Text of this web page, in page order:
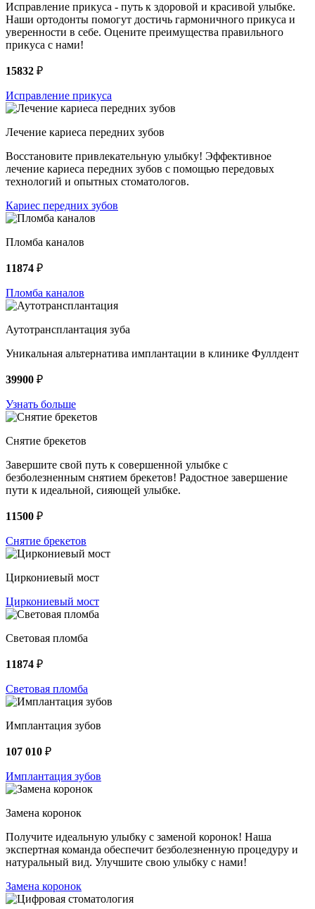
Исправление прикуса - путь к здоровой и красивой улыбке.
Наши ортодонты помогут достичь гармоничного прикуса и
уверенности в себе. Оцените преимущества правильного
прикуса с нами!
15832 ₽
Исправление прикуса
Лечение кариеса передних зубов
Восстановите привлекательную улыбку! Эффективное
лечение кариеса передних зубов с помощью передовых
технологий и опытных стоматологов.
Кариес передних зубов
Пломба каналов
11874 ₽
Пломба каналов
Аутотрансплантация зуба
Уникальная альтернатива имплантации в клинике Фуллдент
39900 ₽
Узнать больше
Снятие брекетов
Завершите свой путь к совершенной улыбке с
безболезненным снятием брекетов! Радостное завершение
пути к идеальной, сияющей улыбке.
11500 ₽
Снятие брекетов
Циркониевый мост
Циркониевый мост
Световая пломба
11874 ₽
Световая пломба
Имплантация зубов
107 010 ₽
Имплантация зубов
Замена коронок
Получите идеальную улыбку с заменой коронок! Наша
экспертная команда обеспечит безболезненную процедуру и
натуральный вид. Улучшите свою улыбку с нами!
Замена коронок